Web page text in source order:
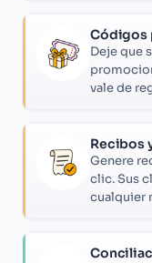
Códigos
Deje que
vale de
Recibos
Genere
clic. Sus
cualquier